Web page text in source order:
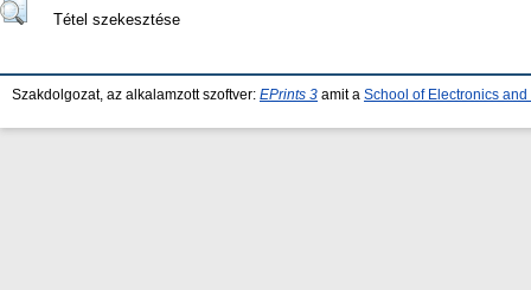
Tétel szekesztése
Szakdolgozat, az alkalamzott szoftver: EPrints 3 amit a School of Electronics